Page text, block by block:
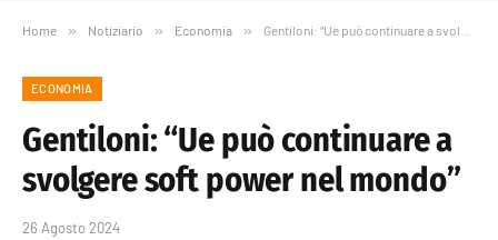
Home » Notiziario » Economia » Gentiloni: “Ue può continuare a svolgere soft power nel mondo”
ECONOMIA
Gentiloni: “Ue può continuare a
svolgere soft power nel mondo”
26 Agosto 2024